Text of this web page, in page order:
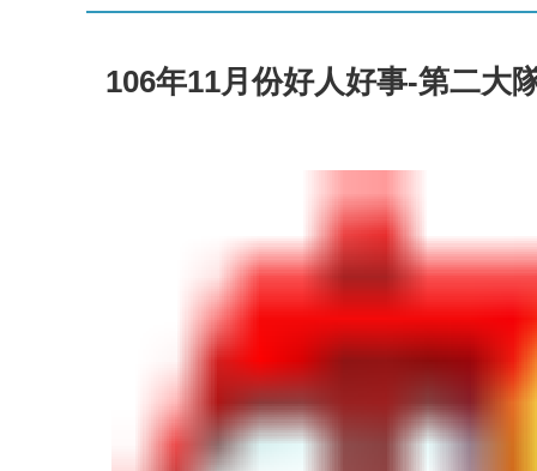
106年11月份好人好事-第二大